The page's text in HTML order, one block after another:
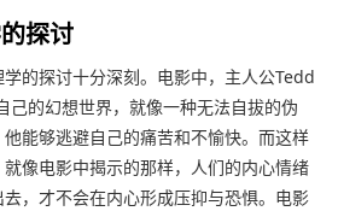
探讨
的探讨十分深刻。电影中，主人公Tedd
的幻想世界，就像一种无法自拔的伪
能够逃避自己的痛苦和不愉快。而这样
像电影中揭示的那样，人们的内心情绪
，才不会在内心形成压抑与恐惧。电影